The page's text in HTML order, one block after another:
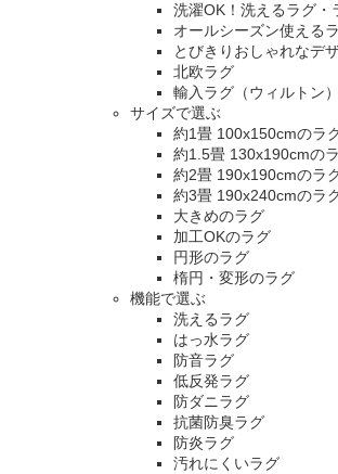
洗濯OK！洗えるラグ・
オールシーズン使える
とびきりおしゃれなデ
北欧ラグ
輸入ラグ（ウィルトン
サイズで選ぶ
約1畳 100x150cmのラ
約1.5畳 130x190cmの
約2畳 190x190cmのラ
約3畳 190x240cmのラ
大きめのラグ
加工OKのラグ
円形のラグ
楕円・変形のラグ
機能で選ぶ
洗えるラグ
はっ水ラグ
防音ラグ
低反発ラグ
防ダニラグ
抗菌防臭ラグ
防炎ラグ
汚れにくいラグ